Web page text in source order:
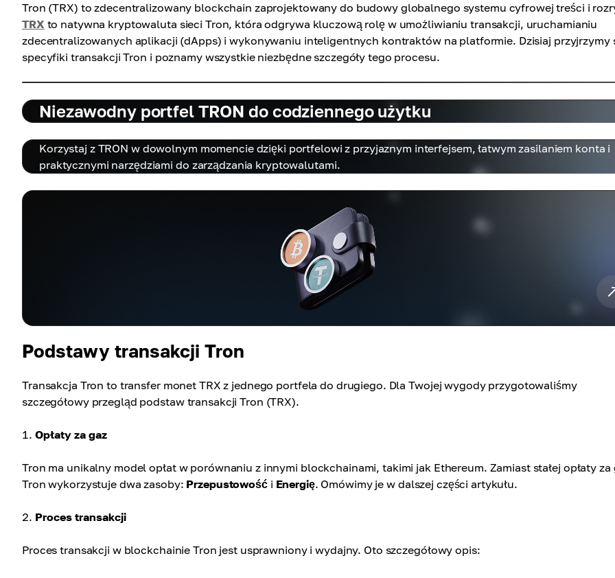
Tron (TRX) to zdecentralizowany blockchain zaprojektowany do budowy globalnego systemu cyfrowej treści i
TRX to natywna kryptowaluta sieci Tron, która odgrywa kluczową rolę w umożliwianiu transakcji, uruchamianiu
zdecentralizowanych aplikacji (dApps) i wykonywaniu inteligentnych kontraktów na platformie. Dzisiaj przyjrzymy
specyfiki transakcji Tron i poznamy wszystkie niezbędne szczegóły tego procesu.
Niezawodny portfel TRON do codziennego użytku
Korzystaj z TRON w dowolnym momencie dzięki portfelowi z przyjaznym interfejsem, łatwym zasilaniem konta i
praktycznymi narzędziami do zarządzania kryptowalutami.
Podstawy transakcji Tron
Transakcja Tron to transfer monet TRX z jednego portfela do drugiego. Dla Twojej wygody przygotowaliśmy
szczegółowy przegląd podstaw transakcji Tron (TRX).
Opłaty za gaz
Tron ma unikalny model opłat w porównaniu z innymi blockchainami, takimi jak Ethereum. Zamiast stałej opłaty za
Tron wykorzystuje dwa zasoby: Przepustowośći Energię. Omówimy je w dalszej części artykułu.
Proces transakcji
Proces transakcji w blockchainie Tron jest usprawniony i wydajny. Oto szczegółowy opis: